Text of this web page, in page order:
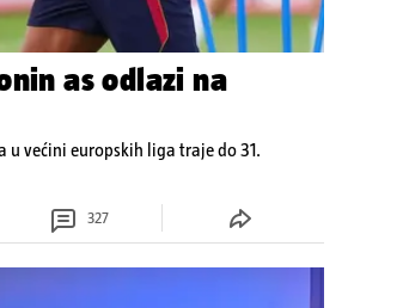
as odlazi na
u većini europskih liga traje do 31.
327